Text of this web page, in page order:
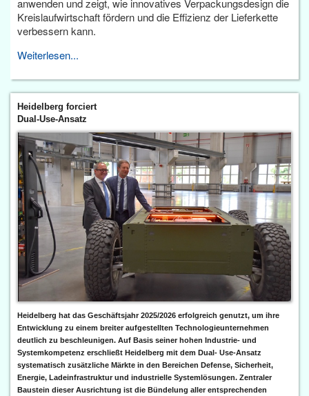
anwenden und zeigt, wie innovatives Verpackungsdesign die
Kreislaufwirtschaft fördern und die Effizienz der Lieferkette
verbessern kann.
Weiterlesen...
Heidelberg forciert
Dual-Use-Ansatz
Heidelberg hat das Geschäftsjahr 2025/2026 erfolgreich genutzt, um ihre
Entwicklung zu einem breiter aufgestellten Technologieunternehmen
deutlich zu beschleunigen. Auf Basis seiner hohen Industrie- und
Systemkompetenz erschließt Heidelberg mit dem Dual- Use-Ansatz
systematisch zusätzliche Märkte in den Bereichen Defense, Sicherheit,
Energie, Ladeinfrastruktur und industrielle Systemlösungen. Zentraler
Baustein dieser Ausrichtung ist die Bündelung aller entsprechenden